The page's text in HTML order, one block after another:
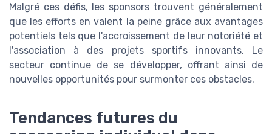
Malgré ces défis, les sponsors trouvent généralement
que les efforts en valent la peine grâce aux avantages
potentiels tels que l'accroissement de leur notoriété et
l'association à des projets sportifs innovants. Le
secteur continue de se développer, offrant ainsi de
nouvelles opportunités pour surmonter ces obstacles.
Tendances futures du